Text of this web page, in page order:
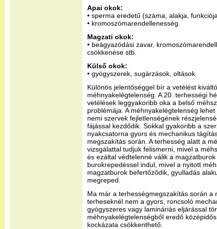
Apai okok:
• sperma eredetű (száma, alakja,
• kromoszómarendellenesség.
Magzati okok:
• beágyazódási zavar,
csökkenése stb.
Külső okok:
• gyógyszerek, sugárzások, oltások.
Különös jelentőséggel bír a vetélést
méhnyakelégtelenség. A 20. terhességi
vetélések leggyakoribb oka a belső
problémája. A méhnyakelégtelenség
nemi szervek fejletlenségének
fájással kezdődik. Sokkal gyakoribb a
nyakcsatorna gyors és mechanikus
megszakítás során. A terhesség alatt a
vizsgálattal tudjuk felismerni, mivel a
és ezáltal védtelenné válik a
burokrepedéssel indul, mivel a nyitott
magzatburok befertőződik, gyulladás
megreped.
Ma már a terhességmegszakítás során a
terheseknél nem a gyors, roncsoló
gyógyszeres vagy lamináriás eljárással
méhnyakelégtelenségből eredő
kockázata csökkenthető.